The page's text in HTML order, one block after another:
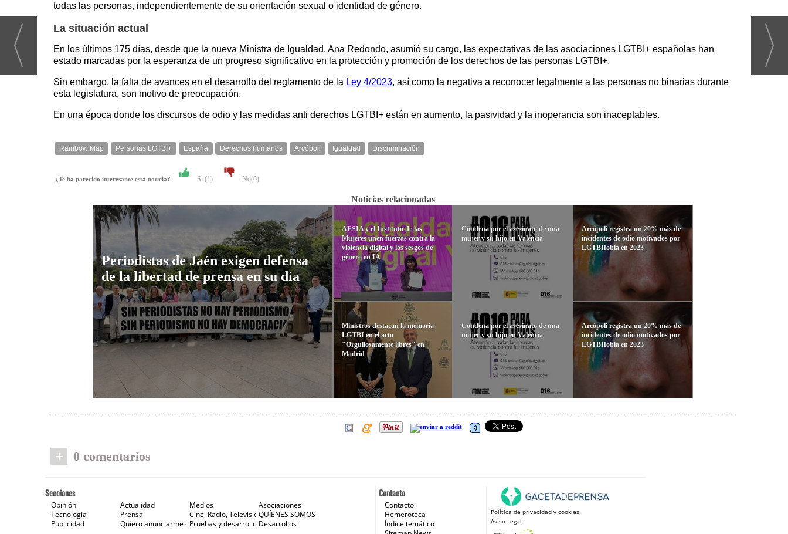
todas las personas, independientemente de su orientación sexual o identidad de género.
La situación actual
En los últimos 175 días, desde que la nueva Ministra de Igualdad, Ana Redondo, asumió su cargo, las expectativas de las asociaciones LGTBI+ españolas han
estado marcadas por la esperanza de un progreso significativo en la protección y promoción de los derechos de las personas LGTBI+.
Sin embargo, la falta de avances en el desarrollo del reglamento de la Ley 4/2023, así como la negativa a reconocer legalmente a las personas no binarias durante
esta legislatura, son motivo de preocupación.
En una época donde los discursos de odio y las medidas anti derechos LGTBI+ están en aumento, la pasividad y la inoperancia son inaceptables.
Rainbow Map Personas LGTBI+ España Derechos humanos Arcópoli Igualdad Discriminación
¿Te ha parecido interesante esta noticia? Si (1) No(0)
Noticias relacionadas
Periodistas de Jaén exigen defensa
de la libertad de prensa en su día
AESIA y el Instituto de las
Mujeres unen fuerzas contra la
violencia digital y los sesgos de
género en IA
Ministros destacan la memoria
LGTBI en el acto
"Orgullosamente libres" en
Madrid
Condena por el asesinato de una
mujer y su hijo en Valencia
Condena por el asesinato de una
mujer y su hijo en Valencia
Arcópoli registra un 20% más de
incidentes de odio motivados por
LGTBIfobia en 2023
Arcópoli registra un 20% más de
incidentes de odio motivados por
LGTBIfobia en 2023
+ 0 comentarios
Contacto
Contacto
Hemeroteca
Índice temático
Política de privacidad y cookies
Aviso Legal
Secciones
Opinión Actualidad Medios
Asociaciones
Tecnología
Prensa Cine, Radio, Televisión e Internet
QUÍENES SOMOS
Publicidad
Quiero anunciarme en Gaceta de Prensa
Pruebas y desarrollosDesarrollos